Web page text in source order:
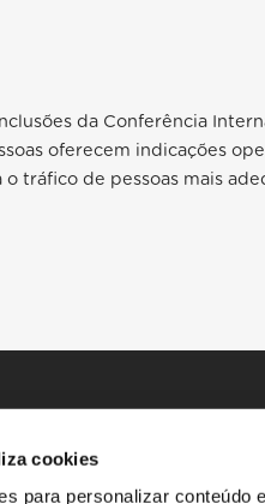
cookies
para personalizar conteúdo
da Conferência
oferecem indicações
o tráfico de pessoas mais